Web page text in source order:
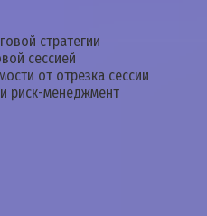
стратегии
сессией
от отрезка сессии
риск-менеджмент